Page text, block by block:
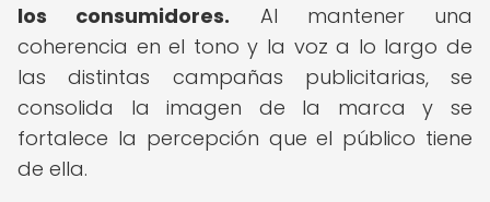
los consumidores. Al mantener una
coherencia en el tono y la voz a lo largo de
las distintas campañas publicitarias, se
consolida la imagen de la marca y se
fortalece la percepción que el público tiene
de ella.